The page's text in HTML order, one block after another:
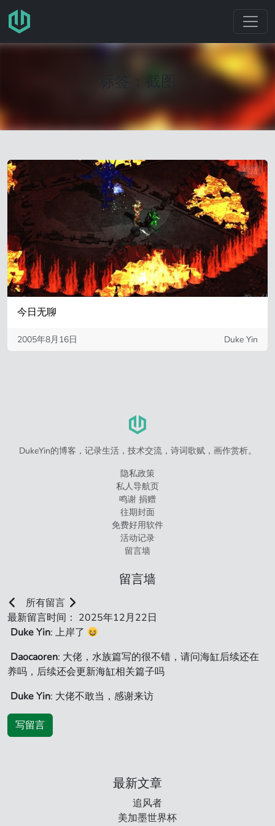
跳转至主要内容
标签：截图
生活
今日无聊
2005年8月16日 Duke Yin
DukeYin的博客，记录生活，技术交流，诗词歌赋，画作赏析。
隐私政策
私人导航页
鸣谢 捐赠
往期封面
免费好用软件
活动记录
留言墙
留言墙
所有留言
最新留言时间： 2025年12月22日
Duke Yin: 上岸了
Daocaoren: 大佬，水族篇写的很不错，请问海缸后续还在
养吗，后续还会更新海缸相关篇子吗
Duke Yin: 大佬不敢当，感谢来访
写留言
最新文章
追风者
美加墨世界杯